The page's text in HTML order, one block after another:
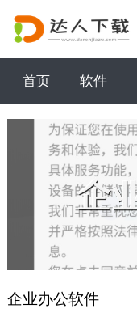
首页 软件
企业办公软件